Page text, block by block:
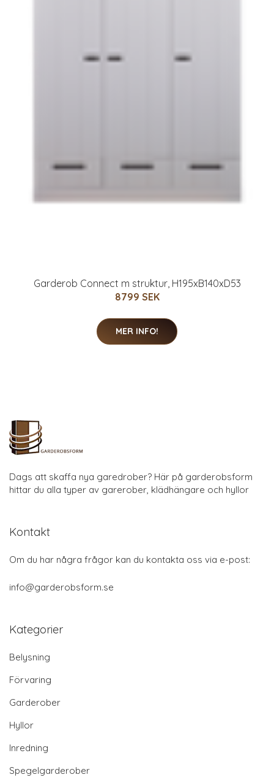
Garderob Connect m struktur, H195xB140xD53
8799 SEK
MER INFO!
Dags att skaffa nya garedrober? Här på garderobsform
hittar du alla typer av garerober, klädhängare och hyllor
Kontakt
Om du har några frågor kan du kontakta oss via e-post:
info@garderobsform.se
Kategorier
Belysning
Förvaring
Garderober
Hyllor
Inredning
Spegelgarderober